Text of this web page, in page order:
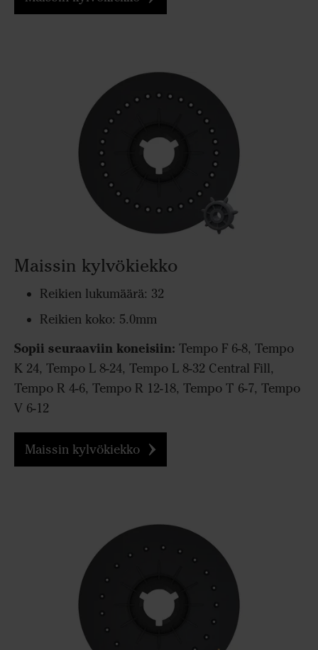
Maissin kylvökiekko
Reikien lukumäärä: 32
Reikien koko: 5.0mm
Sopii seuraaviin koneisiin: Tempo F 6-8, Tempo
K 24, Tempo L 8-24, Tempo L 8-32 Central Fill,
Tempo R 4-6, Tempo R 12-18, Tempo T 6-7, Tempo
V 6-12
Maissin kylvökiekko